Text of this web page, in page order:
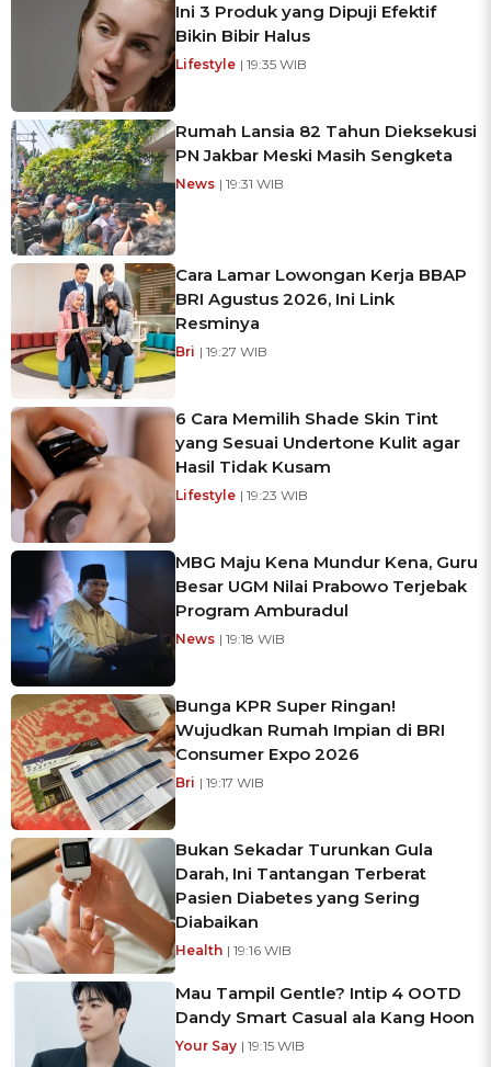
Ini 3 Produk yang Dipuji Efektif
Bikin Bibir Halus
Lifestyle | 19:35 WIB
Rumah Lansia 82 Tahun Dieksekusi
PN Jakbar Meski Masih Sengketa
News | 19:31 WIB
Cara Lamar Lowongan Kerja BBAP
BRI Agustus 2026, Ini Link
Resminya
Bri | 19:27 WIB
6 Cara Memilih Shade Skin Tint
yang Sesuai Undertone Kulit agar
Hasil Tidak Kusam
Lifestyle | 19:23 WIB
MBG Maju Kena Mundur Kena, Guru
Besar UGM Nilai Prabowo Terjebak
Program Amburadul
News | 19:18 WIB
Bunga KPR Super Ringan!
Wujudkan Rumah Impian di BRI
Consumer Expo 2026
Bri | 19:17 WIB
Bukan Sekadar Turunkan Gula
Darah, Ini Tantangan Terberat
Pasien Diabetes yang Sering
Diabaikan
Health | 19:16 WIB
Mau Tampil Gentle? Intip 4 OOTD
Dandy Smart Casual ala Kang Hoon
Your Say | 19:15 WIB